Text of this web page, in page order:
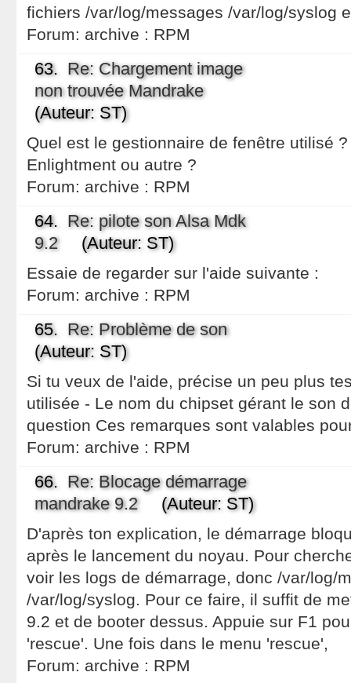
fichiers /var/log/messages /var/log/syslog
Forum: archive : RPM
63. Re: Chargement image
non trouvée Mandrake
(Auteur: ST)
Quel est le gestionnaire de fenêtre utilisé
Enlightment ou autre ?
Forum: archive : RPM
64. Re: pilote son Alsa Mdk
9.2(Auteur: ST)
Essaie de regarder sur l'aide suivante :
Forum: archive : RPM
65. Re: Problème de son
(Auteur: ST)
Si tu veux de l'aide, précise un peu plus
utilisée - Le nom du chipset gérant le son
question Ces remarques sont valables
Forum: archive : RPM
66. Re: Blocage démarrage
mandrake 9.2(Auteur: ST)
D'après ton explication, le démarrage
après le lancement du noyau. Pour
voir les logs de démarrage, donc /var/log/
/var/log/syslog. Pour ce faire, il suffit de
9.2 et de booter dessus. Appuie sur F1
'rescue'. Une fois dans le menu 'rescue',
Forum: archive : RPM